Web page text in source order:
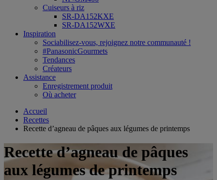
Cuiseurs à riz
SR-DA152KXE
SR-DA152WXE
Inspiration
Sociabilisez-vous, rejoignez notre communauté !
#PanasonicGourmets
Tendances
Créateurs
Assistance
Enregistrement produit
Où acheter
Accueil
Recettes
Recette d’agneau de pâques aux légumes de printemps
Recette d’agneau de pâques
aux légumes de printemps